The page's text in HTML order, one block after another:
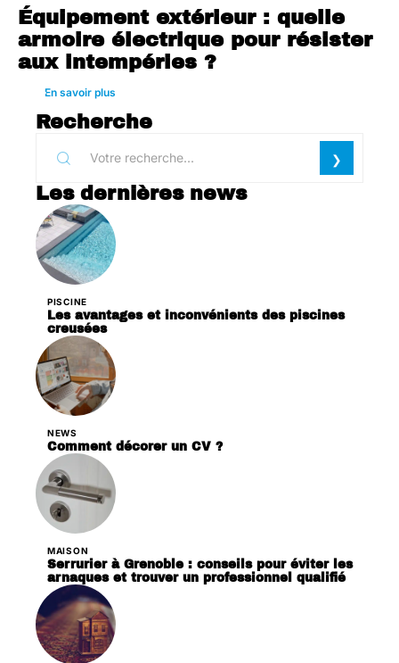
Équipement extérieur : quelle
armoire électrique pour résister
aux intempéries ?
En savoir plus
Recherche
Les dernières news
PISCINE
Les avantages et inconvénients des piscines
creusées
NEWS
Comment décorer un CV ?
MAISON
Serrurier à Grenoble : conseils pour éviter les
arnaques et trouver un professionnel qualifié